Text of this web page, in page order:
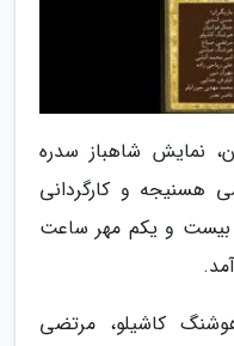
نمایش شاھباز سدرہ
هسنیجه و کارگردانی
بیست و یکم مهر ساعت
کاشیلو، مرتضی